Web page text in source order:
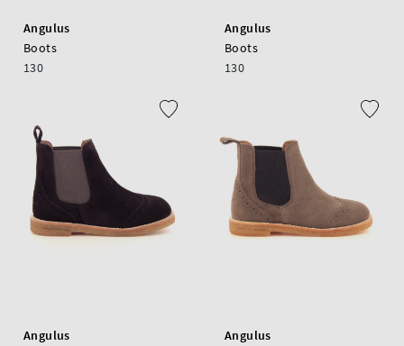
Angulus
Boots
130
Angulus
Boots
130
Angulus
Angulus